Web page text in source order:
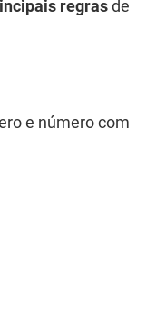
regrasde
e número com